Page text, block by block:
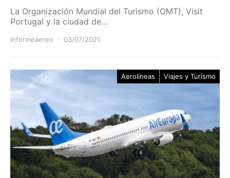
La Organización Mundial del Turismo (OMT), Visit
Portugal y la ciudad de…
informeaereo 03/07/2021
Aerolíneas Viajes y Turismo